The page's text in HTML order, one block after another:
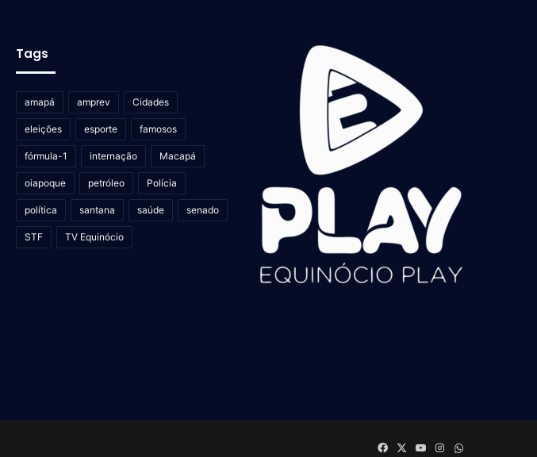
Tags
amapá amprev Cidades
eleições esporte famosos
fórmula-1 internação Macapá
oiapoque petróleo Polícia
política santana saúde senado
STF TV Equinócio
Facebook
X YouTubeInstagram
whatsapp